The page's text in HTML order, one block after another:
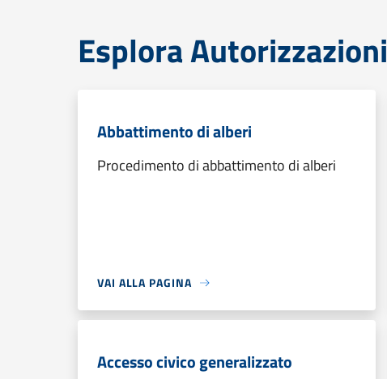
Esplora Autorizzazioni
Abbattimento di alberi
Procedimento di abbattimento di alberi
VAI ALLA PAGINA
Accesso civico generalizzato